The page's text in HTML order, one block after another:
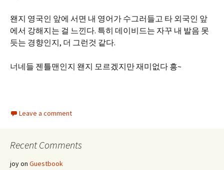
왠지 영국인 앞에 서면 내 영어가 수그러들고 타 외국인 앞
에서 강해지는 걸 느낀다. 특히 데이비드는 자꾸 내 발음 못
듯는 경향인지, 더 그런것 같다.
너네들 젠틀맨인지 왠지 모르겠지만 재미없다 흥~
Leave a comment
Recent Comments
joyon Guestbook